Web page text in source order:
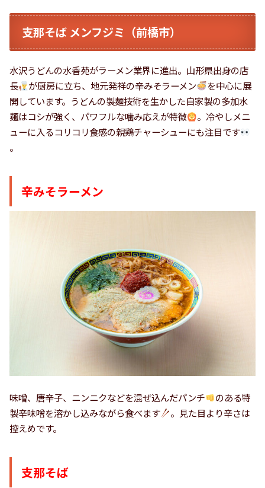
支那そば メンフジミ（前橋市）
水沢うどんの水香苑がラーメン業界に進出。山形県出身の店
長
が厨房に立ち、地元発祥の辛みそラーメン
を中心に展
開しています。うどんの製麺技術を生かした自家製の多加水
麺はコシが強く、パワフルな噛み応えが特徴
。冷やしメニ
ューに入るコリコリ食感の親鶏チャーシューにも注目です
。
辛みそラーメン
味噌、唐辛子、ニンニクなどを混ぜ込んだパンチ
のある特
製辛味噌を溶かし込みながら食べます
。見た目より辛さは
控えめです。
支那そば